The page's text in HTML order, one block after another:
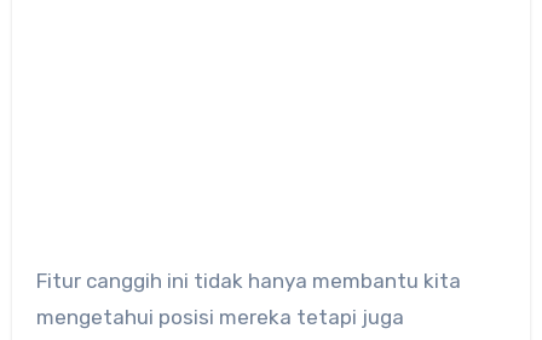
Fitur canggih ini tidak hanya membantu kita
mengetahui posisi mereka tetapi juga